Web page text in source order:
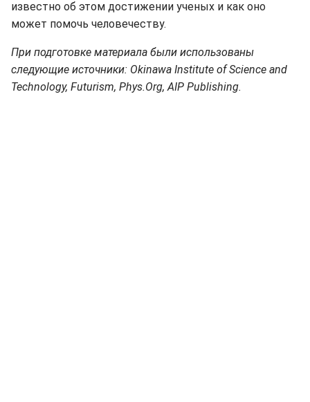
известно об этом достижении ученых и как оно
может помочь человечеству.
При подготовке материала были использованы
следующие источники: Okinawa Institute of Science and
Technology, Futurism, Phys.Org, AIP Publishing.